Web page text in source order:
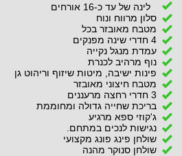
לינה של עד כ-16 אורחים
סלון מרווח ונוח
מטבח מאובזר בכל
4 חדרי שינה מפנקים
עמדת מנגל נקייה
נוף מרהיב לכנרת
פינות ישיבה, מיטות שיזוף וריהוט גן
מטבח חיצוני מאובזר
3 חדרי רחצה מרעננים
בריכת שחייה גדולה ומחוממת
ג'קוזי ספא מרגיע
נגישות לנכים במתחם.
שולחן פינג פונג מקצועי
שולחן סנוקר מהנה